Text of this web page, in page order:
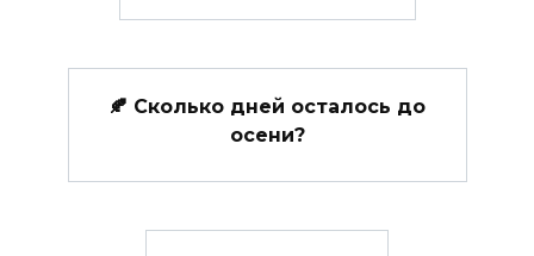
🍂 Сколько дней осталось до
осени?